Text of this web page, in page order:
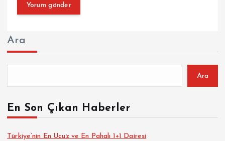
Ara
Ara
En Son Çıkan Haberler
Türkiye’nin En Ucuz ve En Pahalı 1+1 Dairesi